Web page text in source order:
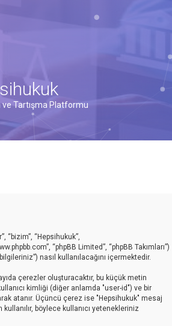
ve Tartışma Platformu
“bizim”, “Hepsihukuk”,
“phpBB Limited”, “phpBB Takımları”)
nasıl kullanılacağını içermektedir.
çerezler oluşturacaktır, bu küçük metin
kimliği (diğer anlamda "user-id") ve bir
atanır. Üçüncü çerez ise "Hepsihukuk" mesaj
böylece kullanıcı yetenekleriniz